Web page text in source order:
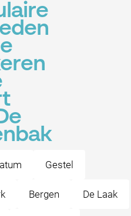
Gestel
Bergen De Laak